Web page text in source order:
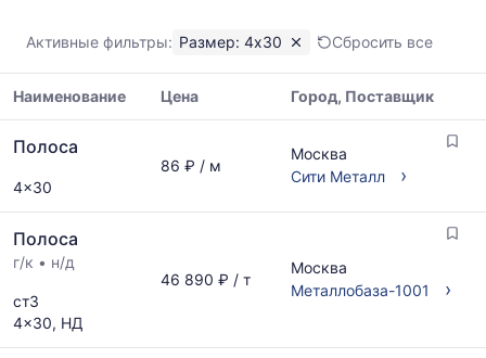
Показаны
минимальная,
медианная
и
максимальная
цена
данным
поставщиков
за
последний
месяц.
Статистика
Активные фильтры: Размер: 4x30 Сбросить все
цен
металлопрокат
с
указанием
ГОСТ,
поставщиков
по
Наименование Цена Город, Поставщик
Полоса
4x30
86 ₽ / м
Москва
Сити Металл
›
Полоса
г/к • н/д
ст3
4x30, НД
46 890 ₽ / т
Москва
Металлобаза-1001
›